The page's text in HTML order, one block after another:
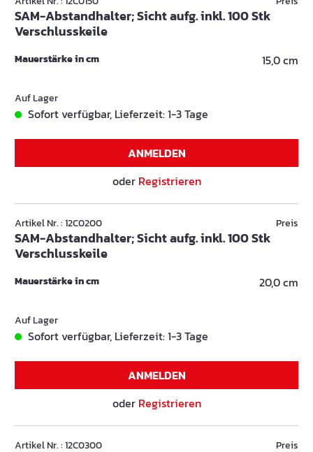
SAM-Abstandhalter; Sicht aufg. inkl. 100 Stk
Verschlusskeile
Mauerstärke in cm 15,0 cm
Auf Lager
Sofort verfügbar, Lieferzeit: 1-3 Tage
ANMELDEN
oder Registrieren
Artikel Nr. : 12C0200
SAM-Abstandhalter; Sicht aufg. inkl. 100 Stk
Verschlusskeile
Preis
Mauerstärke in cm 20,0 cm
Auf Lager
Sofort verfügbar, Lieferzeit: 1-3 Tage
ANMELDEN
oder Registrieren
Artikel Nr. : 12C0300 Preis